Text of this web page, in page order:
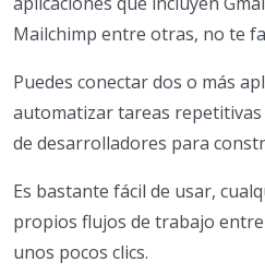
Mailchimp entre otras, no te
Puedes conectar dos o más
automatizar tareas
de desarrolladores para
Es bastante fácil de usar,
propios flujos de trabajo
unos pocos clics.